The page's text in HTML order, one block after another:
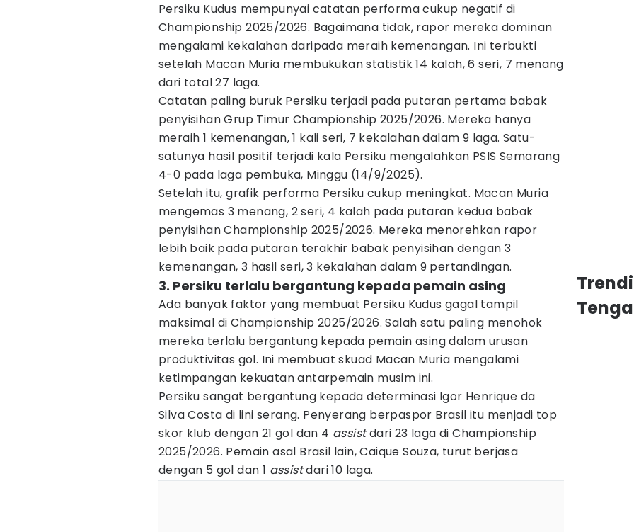
Persiku Kudus mempunyai catatan performa cukup negatif di
Championship 2025/2026. Bagaimana tidak, rapor mereka dominan
mengalami kekalahan daripada meraih kemenangan. Ini terbukti
setelah Macan Muria membukukan statistik 14 kalah, 6 seri, 7 menang
dari total 27 laga.
Catatan paling buruk Persiku terjadi pada putaran pertama babak
penyisihan Grup Timur Championship 2025/2026. Mereka hanya
meraih 1 kemenangan, 1 kali seri, 7 kekalahan dalam 9 laga. Satu-
satunya hasil positif terjadi kala Persiku mengalahkan PSIS Semarang
4-0 pada laga pembuka, Minggu (14/9/2025).
Setelah itu, grafik performa Persiku cukup meningkat. Macan Muria
mengemas 3 menang, 2 seri, 4 kalah pada putaran kedua babak
penyisihan Championship 2025/2026. Mereka menorehkan rapor
lebih baik pada putaran terakhir babak penyisihan dengan 3
kemenangan, 3 hasil seri, 3 kekalahan dalam 9 pertandingan.
3. Persiku terlalu bergantung kepada pemain asing
Ada banyak faktor yang membuat Persiku Kudus gagal tampil
maksimal di Championship 2025/2026. Salah satu paling menohok
mereka terlalu bergantung kepada pemain asing dalam urusan
produktivitas gol. Ini membuat skuad Macan Muria mengalami
ketimpangan kekuatan antarpemain musim ini.
Persiku sangat bergantung kepada determinasi Igor Henrique da
Silva Costa di lini serang. Penyerang berpaspor Brasil itu menjadi top
skor klub dengan 21 gol dan 4 assistdari 23 laga di Championship
2025/2026. Pemain asal Brasil lain, Caique Souza, turut berjasa
dengan 5 gol dan 1 assistdari 10 laga.